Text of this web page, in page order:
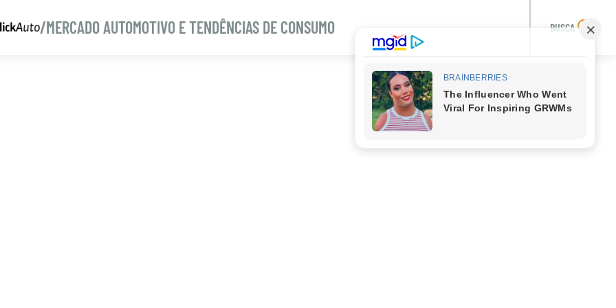
/MERCADO AUTOMOTIVO E TENDÊNCIAS DE CONSUMO BUSCA